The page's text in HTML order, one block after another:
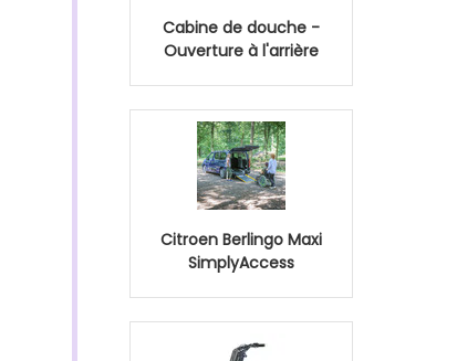
Cabine de douche -
Ouverture à l'arrière
Citroen Berlingo Maxi
SimplyAccess